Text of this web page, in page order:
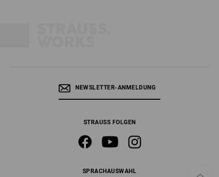
NEWSLETTER-ANMELDUNG
STRAUSS FOLGEN
SPRACHAUSWAHL